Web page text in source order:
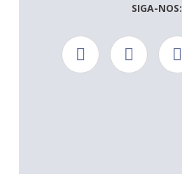
SIGA-NOS: